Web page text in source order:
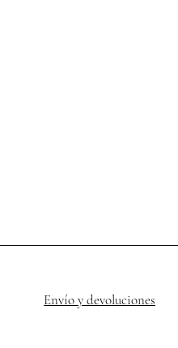
Envío y devoluciones